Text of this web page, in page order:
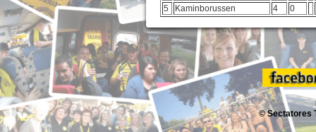
5
Kaminborussen 4 0
© Sectatores